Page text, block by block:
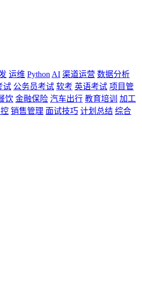
运维 Python AI 渠道运营 数据分析
试 公务员考试 软考 英语考试 项目管
饮 金融保险 汽车出行 教育培训
加工
销售管理 面试技巧 计划总结 综合